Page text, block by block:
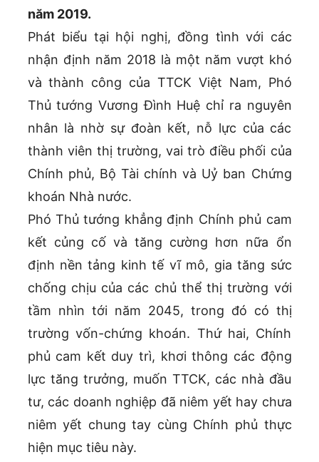
năm 2019.
Phát biểu tại hội nghị, đồng tình với các
nhận định năm 2018 là một năm vượt khó
và thành công của TTCK Việt Nam, Phó
Thủ tướng Vương Đình Huệ chỉ ra nguyên
nhân là nhờ sự đoàn kết, nỗ lực của các
thành viên thị trường, vai trò điều phối của
Chính phủ, Bộ Tài chính và Uỷ ban Chứng
khoán Nhà nước.
Phó Thủ tướng khẳng định Chính phủ cam
kết củng cố và tăng cường hơn nữa ổn
định nền tảng kinh tế vĩ mô, gia tăng sức
chống chịu của các chủ thể thị trường với
tầm nhìn tới năm 2045, trong đó có thị
trường vốn-chứng khoán. Thứ hai, Chính
phủ cam kết duy trì, khơi thông các động
lực tăng trưởng, muốn TTCK, các nhà đầu
tư, các doanh nghiệp đã niêm yết hay chưa
niêm yết chung tay cùng Chính phủ thực
hiện mục tiêu này.